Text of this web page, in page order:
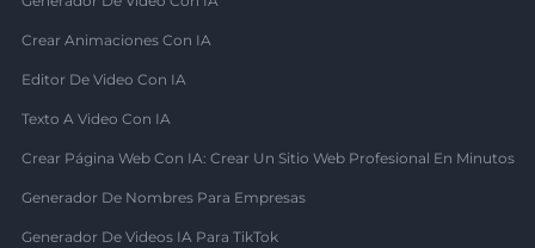
Crear Animaciones Con IA
Editor De Video Con IA
Texto A Video Con IA
Crear Página Web Con IA: Crear Un Sitio Web Profesional En Minutos
Generador De Nombres Para Empresas
Generador De Videos IA Para TikTok